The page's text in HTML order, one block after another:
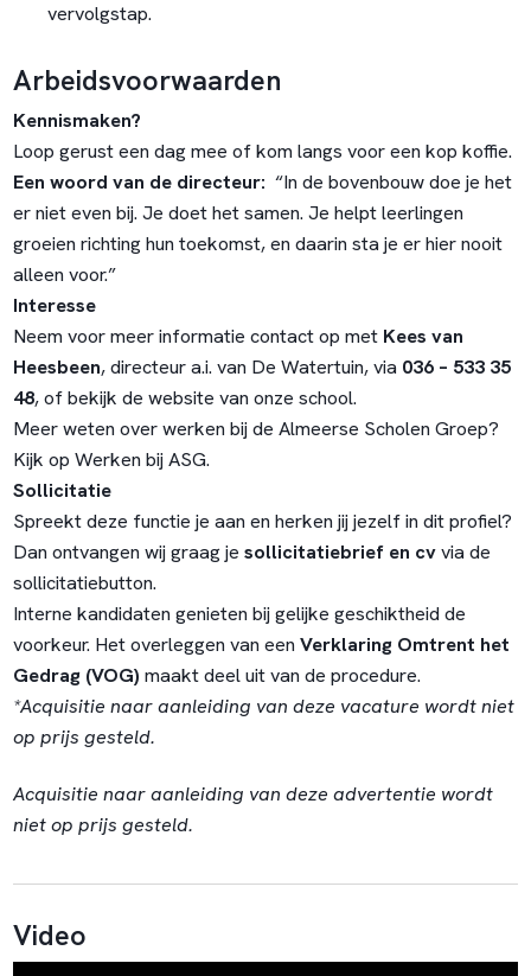
vervolgstap.
Arbeidsvoorwaarden
Kennismaken?
Loop gerust een dag mee of kom langs voor een kop koffie.
Een woord van de directeur: “In de bovenbouw doe je het
er niet even bij. Je doet het samen. Je helpt leerlingen
groeien richting hun toekomst, en daarin sta je er hier nooit
alleen voor.”
Interesse
Neem voor meer informatie contact op met Kees van
Heesbeen, directeur a.i. van De Watertuin, via 036 – 533 35
48, of bekijk de website van onze school.
Meer weten over werken bij de Almeerse Scholen Groep?
Kijk op Werken bij ASG.
Sollicitatie
Spreekt deze functie je aan en herken jij jezelf in dit profiel?
Dan ontvangen wij graag je sollicitatiebrief en cvvia de
sollicitatiebutton.
Interne kandidaten genieten bij gelijke geschiktheid de
voorkeur. Het overleggen van een Verklaring Omtrent het
Gedrag (VOG) maakt deel uit van de procedure.
*Acquisitie naar aanleiding van deze vacature wordt niet
op prijs gesteld.
Acquisitie naar aanleiding van deze advertentie wordt
niet op prijs gesteld.
Video